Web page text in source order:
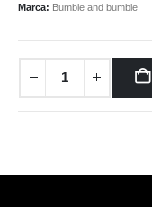
Marca: Bumble and bumble